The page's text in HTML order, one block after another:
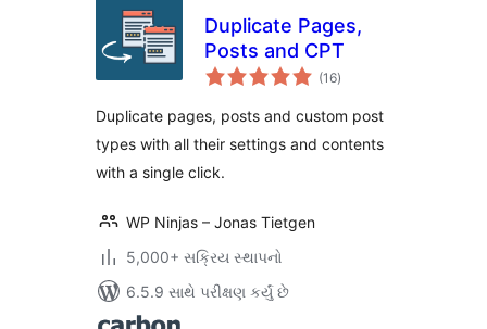
Duplicate Pages,
Posts and CPT
(16કુલ
રેટિંગ્સ
)
Duplicate pages, posts and custom post
types with all their settings and contents
with a single click.
WP Ninjas – Jonas Tietgen
5,000+ સક્રિય સ્થાપનો
6.5.9 સાથે પરીક્ષણ કર્યું છે